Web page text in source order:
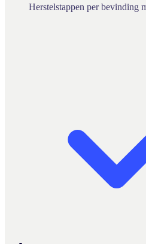
Herstelstappen per bevinding